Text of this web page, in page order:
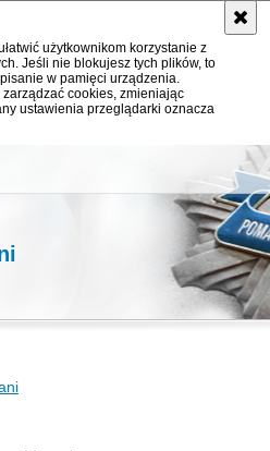
użytkownikom korzystanie z
Jeśli nie blokujesz tych plików, to
w pamięci urządzenia.
cookies, zmieniając
ustawienia przeglądarki oznacza